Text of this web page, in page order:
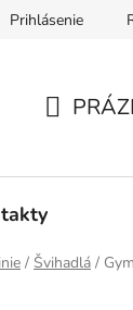
Prihlásenie
KOŠÍK
/ Švihadlá /